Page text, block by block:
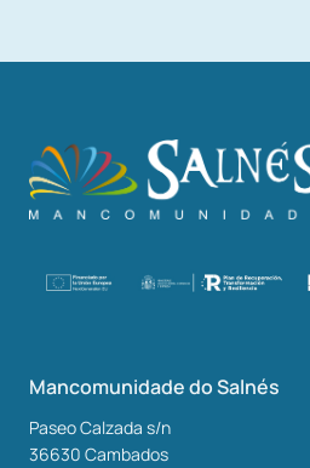
Mancomunidade do Salnés
Paseo Calzada s/n
36630 Cambados